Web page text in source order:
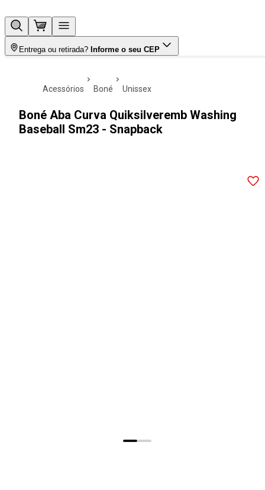
Entrega ou retirada? Informe o seu CEP
acessórios boné unissex
Boné Aba Curva Quiksilveremb Washing
Baseball Sm23 - Snapback